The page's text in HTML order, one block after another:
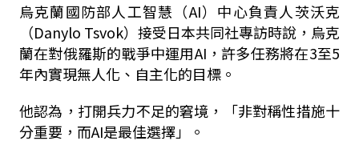
烏克蘭國防部人工智慧（AI）中心負責人茨沃克
（Danylo Tsvok）接受日本共同社專訪時說，烏克
蘭在對俄羅斯的戰爭中運用AI，許多任務將在3至5
年內實現無人化、自主化的目標。
他認為，打開兵力不足的窘境，「非對稱性措施十
分重要，而AI是最佳選擇」。